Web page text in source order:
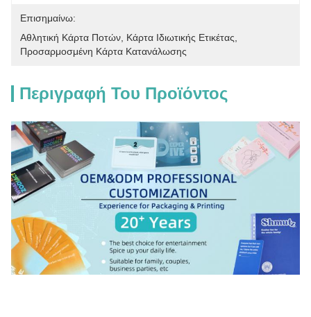
Επισημαίνω:
Αθλητική Κάρτα Ποτών Κάρτα Ιδιωτικής Ετικέτας
Προσαρμοσμένη Κάρτα Κατανάλωσης
Περιγραφή Του Προϊόντος